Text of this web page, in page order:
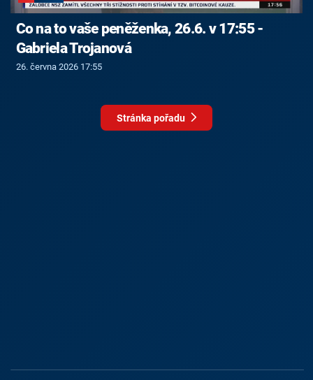
Co na to vaše peněženka, 26.6. v 17:55 -
Gabriela Trojanová
26. června 2026 17:55
Stránka pořadu